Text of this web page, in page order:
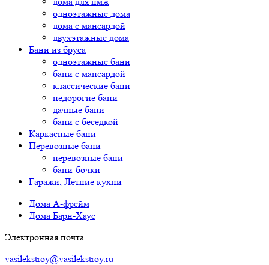
одноэтажные дома
дома с мансардой
двухэтажные дома
Бани из бруса
одноэтажные бани
бани с мансардой
классические бани
недорогие бани
дачные бани
бани с беседкой
Каркасные бани
Перевозные бани
перевозные бани
бани-бочки
Гаражи, Летние кухни
Дома А-фрейм
Дома Барн-Хаус
Электронная почта
vasilekstroy@vasilekstroy.ru